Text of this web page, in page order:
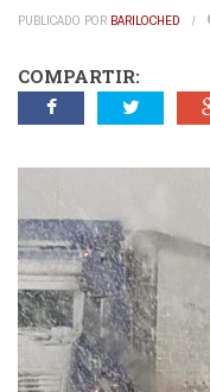
PUBLICADO POR BARILOCHED
COMPARTIR: